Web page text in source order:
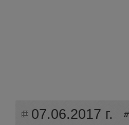
07.06.2017 г.